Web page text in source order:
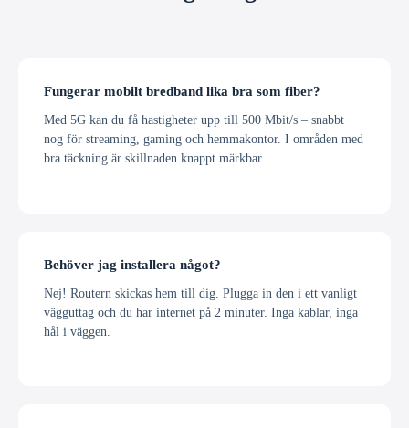
Fungerar mobilt bredband lika bra som fiber?
Med 5G kan du få hastigheter upp till 500 Mbit/s – snabbt
nog för streaming, gaming och hemmakontor. I områden med
bra täckning är skillnaden knappt märkbar.
Behöver jag installera något?
Nej! Routern skickas hem till dig. Plugga in den i ett vanligt
vägguttag och du har internet på 2 minuter. Inga kablar, inga
hål i väggen.